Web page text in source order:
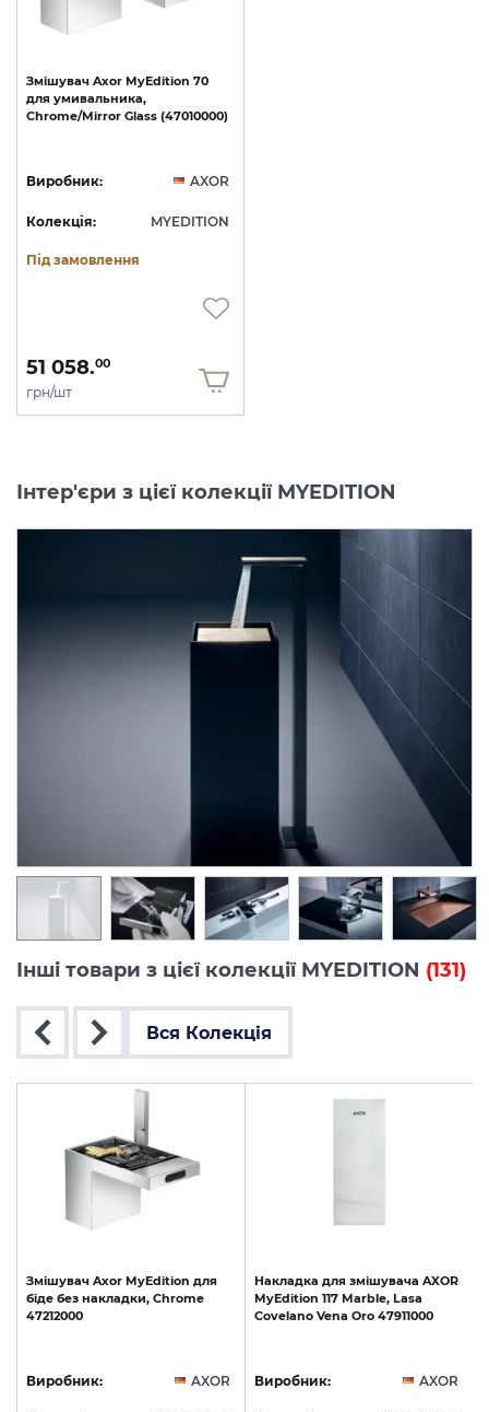
Змішувач Axor MyEdition 70
для умивальника,
Chrome/Mirror Glass (47010000)
Виробник: AXOR
Колекція: MYEDITION
Під замовлення
51 058.00
грн/шт
Інтер'єри з цієї колекції MYEDITION
Інші товари з цієї колекції MYEDITION (131)
Вся Колекція
Змішувач Axor MyEdition для
біде без накладки, Chrome
47212000
Виробник: AXOR
Накладка для змішувача AXOR
MyEdition 117 Marble, Lasa
Covelano Vena Oro 47911000
Виробник: AXOR